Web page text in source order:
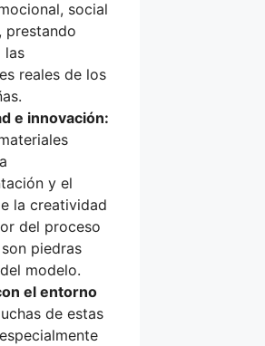
social
prestando
las
reales de los
e innovación:
y el
la creatividad
del proceso
piedras
modelo.
el entorno
de estas